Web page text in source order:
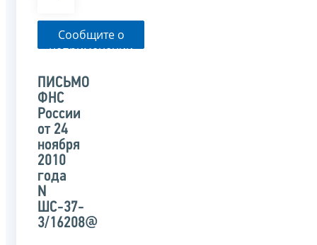
Сообщите о
неприменении
органом
указанного
письма
ПИСЬМО
ФНС
России
от 24
ноября
2010
года
N
ШС-37-
3/16208@